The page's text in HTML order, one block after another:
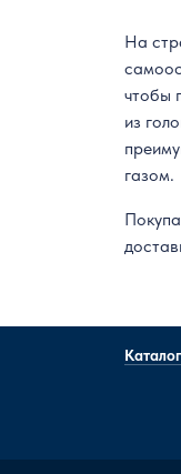
На
чтобы
из
газом.
Каталог